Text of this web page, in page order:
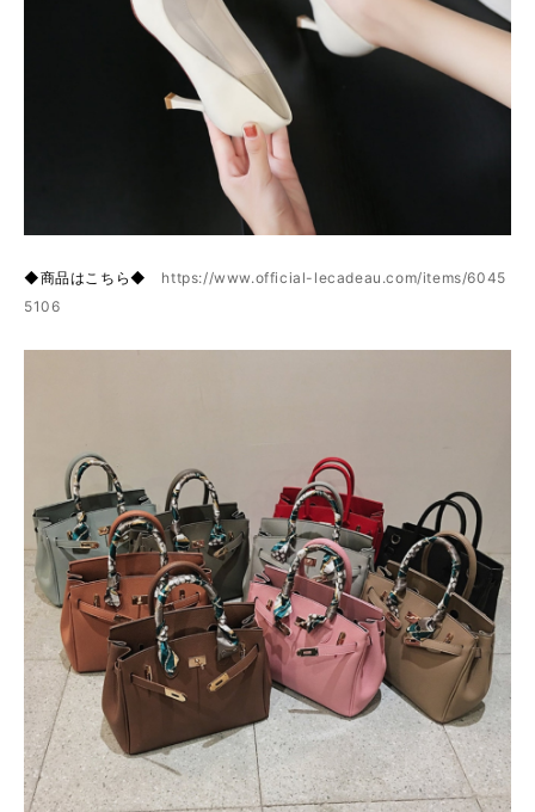
◆商品はこちら◆ https://www.official-lecadeau.com/items/6045
5106